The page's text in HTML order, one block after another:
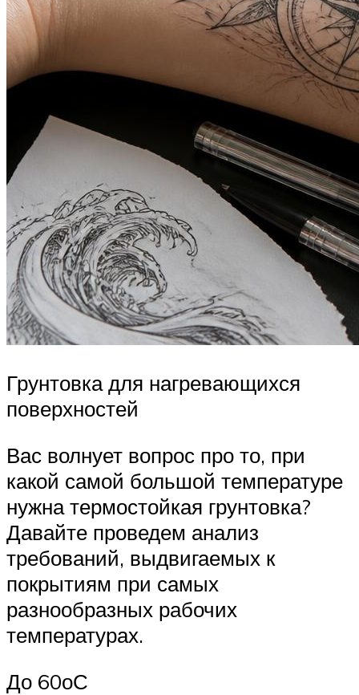
Грунтовка для нагревающихся
поверхностей
Вас волнует вопрос про то, при
какой самой большой температуре
нужна термостойкая грунтовка?
Давайте проведем анализ
требований, выдвигаемых к
покрытиям при самых
разнообразных рабочих
температурах.
До 60оС